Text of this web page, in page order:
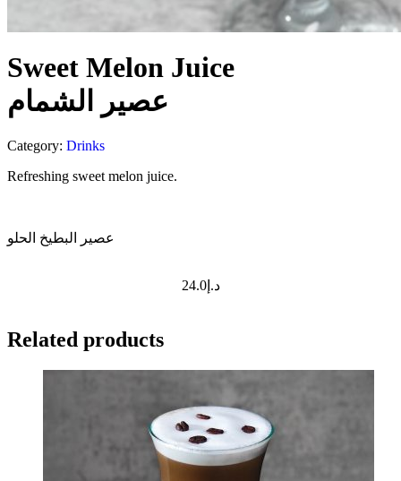
Sweet Melon Juice
عصير الشمام
Category: Drinks
Refreshing sweet melon juice.
عصير البطيخ الحلو
د.إ24.0
Related products